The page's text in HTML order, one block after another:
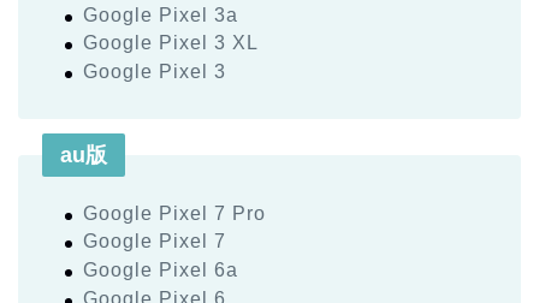
Google Pixel 3a
Google Pixel 3 XL
Google Pixel 3
au版
Google Pixel 7 Pro
Google Pixel 7
Google Pixel 6a
Google Pixel 6